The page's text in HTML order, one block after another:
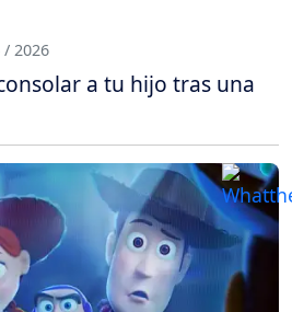
/ 2026
a tu hijo tras una